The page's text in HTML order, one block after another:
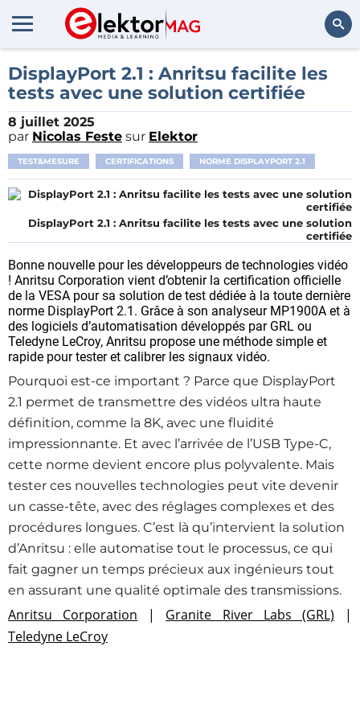
Rechercher
DisplayPort 2.1 : Anritsu facilite les
tests avec une solution certifiée
8 juillet 2025
par Nicolas Feste sur Elektor
TEST&MESURE CERTIFICATIONS NORME DISPLAYPORT 2.1
DisplayPort 2.1 : Anritsu facilite les tests avec une solution
certifiée
Bonne nouvelle pour les développeurs de technologies vidéo
! Anritsu Corporation vient d’obtenir la certification officielle
de la VESA pour sa solution de test dédiée à la toute dernière
norme DisplayPort 2.1. Grâce à son analyseur MP1900A et à
des logiciels d’automatisation développés par GRL ou
Teledyne LeCroy, Anritsu propose une méthode simple et
rapide pour tester et calibrer les signaux vidéo.
Pourquoi est-ce important ? Parce que DisplayPort
2.1 permet de transmettre des vidéos ultra haute
définition, comme la 8K, avec une fluidité
impressionnante. Et avec l’arrivée de l’USB Type-C,
cette norme devient encore plus polyvalente. Mais
tester ces nouvelles technologies peut vite devenir
un casse-tête, avec des réglages complexes et des
procédures longues. C’est là qu’intervient la solution
d’Anritsu : elle automatise tout le processus, ce qui
fait gagner un temps précieux aux ingénieurs tout
en assurant une qualité optimale des transmissions.
Anritsu Corporation | Granite River Labs (GRL) |
Teledyne LeCroy